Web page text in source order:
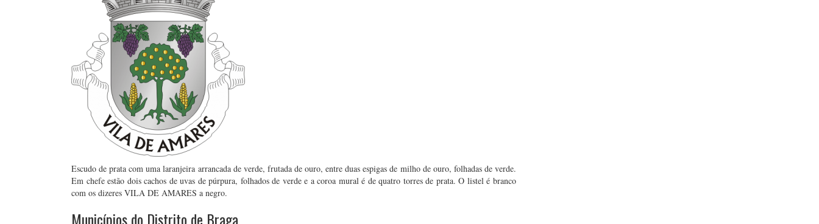
Escudo de prata com uma laranjeira arrancada de verde, frutada de ouro, entre duas espigas de milho de ouro, folhadas de verde.
Em chefe estão dois cachos de uvas de púrpura, folhados de verde e a coroa mural é de quatro torres de prata. O listel é branco
com os dizeres VILA DE AMARES a negro.
Municípios do Distrito de Braga